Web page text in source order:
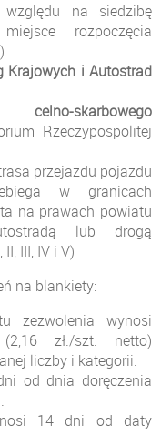
na siedzibę
rozpoczęcia
Krajowych i Autostrad
skarbowego
Rzeczypospolitej
przejazdu pojazdu
w granicach
na prawach powiatu
lub drogą
III, IV i V)
na blankiety:
zezwolenia wynosi
zł./szt. netto)
liczby i kategorii.
od dnia doręczenia
14 dni od daty